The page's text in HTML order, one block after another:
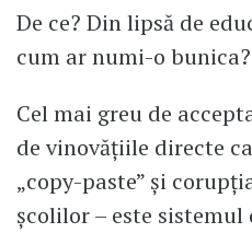
De ce? Din lipsă de
cum ar numi-o
Cel mai greu de
de vinovățiile directe
„copy-paste” și
școlilor – este